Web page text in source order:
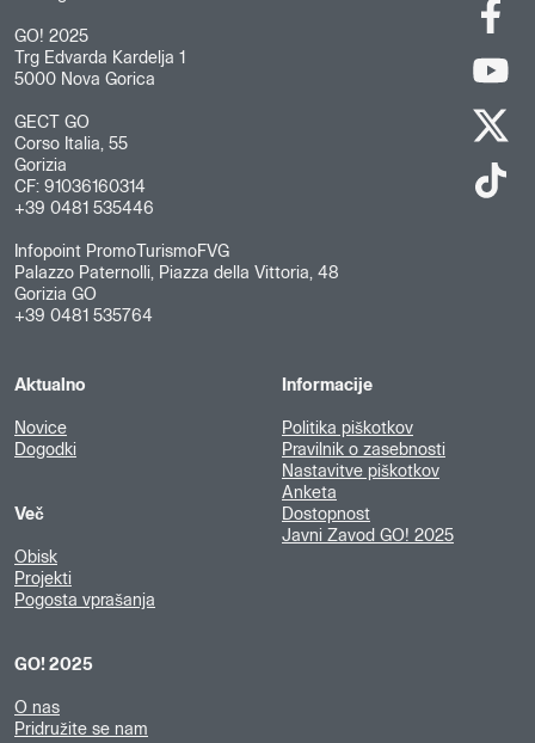
GO! 2025
Trg Edvarda Kardelja 1
5000 Nova Gorica
GECT GO
Corso Italia, 55
Gorizia
CF: 91036160314
+39 0481 535446
Infopoint PromoTurismoFVG
Palazzo Paternolli, Piazza della Vittoria, 48
Gorizia GO
+39 0481 535764
Aktualno
Novice
Dogodki
Več
Obisk
Projekti
Pogosta vprašanja
GO! 2025
O nas
Pridružite se nam
Informacije
Politika piškotkov
Pravilnik o zasebnosti
Nastavitve piškotkov
Anketa
Dostopnost
Javni Zavod GO! 2025